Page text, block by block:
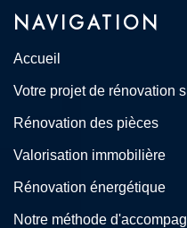
NAVIGATION
Accueil
Votre projet de rénovation
Rénovation des pièces
Valorisation immobilière
Rénovation énergétique
Notre méthode